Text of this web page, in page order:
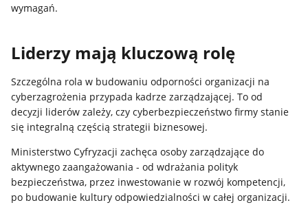
wymagań.
Liderzy mają kluczową rolę
Szczególna rola w budowaniu odporności organizacji na
cyberzagrożenia przypada kadrze zarządzającej. To od
decyzji liderów zależy, czy cyberbezpieczeństwo firmy stanie
się integralną częścią strategii biznesowej.
Ministerstwo Cyfryzacji zachęca osoby zarządzające do
aktywnego zaangażowania - od wdrażania polityk
bezpieczeństwa, przez inwestowanie w rozwój kompetencji,
po budowanie kultury odpowiedzialności w całej organizacji.